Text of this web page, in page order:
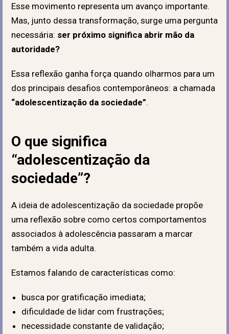
Esse movimento representa um avanço importante.
Mas, junto dessa transformação, surge uma pergunta
necessária: ser próximo significa abrir mão da
autoridade?
Essa reflexão ganha força quando olharmos para um
dos principais desafios contemporâneos: a chamada
“adolescentização da sociedade”.
O que significa
“adolescentização da
sociedade”?
A ideia de adolescentização da sociedade propõe
uma reflexão sobre como certos comportamentos
associados à adolescência passaram a marcar
também a vida adulta.
Estamos falando de características como:
busca por gratificação imediata;
dificuldade de lidar com frustrações;
necessidade constante de validação;